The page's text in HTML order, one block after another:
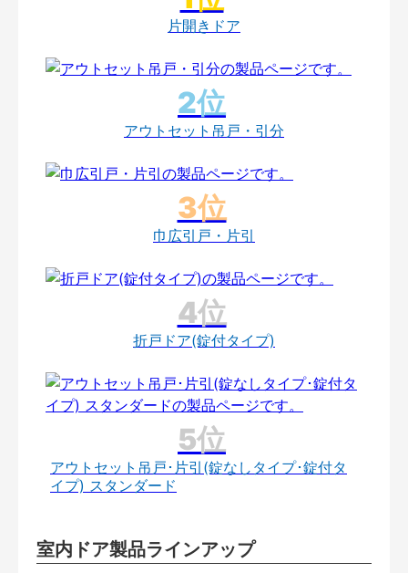
片開きドア
アウトセット吊戸・引分
巾広引戸・片引
折戸ドア(錠付タイプ)
アウトセット吊戸･片引(錠なしタイプ･錠付タ
イプ) スタンダード
室内ドア製品ラインアップ